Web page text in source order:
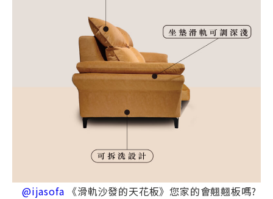
@ijasofa 《滑軌沙發的天花板》您家的會翹翹板嗎?